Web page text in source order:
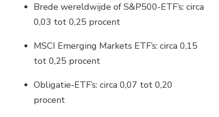
Brede wereldwijde of S&P500-ETF’s: circa
0,03 tot 0,25 procent
MSCI Emerging Markets ETF’s: circa 0,15
tot 0,25 procent
Obligatie-ETF’s: circa 0,07 tot 0,20
procent